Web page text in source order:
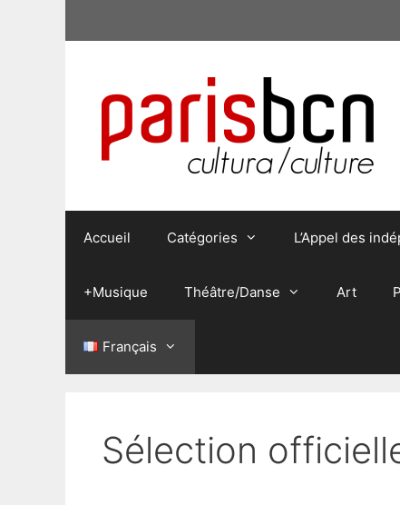
Accueil Catégories L’Appel des
+Musique Théâtre/Danse Art
Français
Sélection